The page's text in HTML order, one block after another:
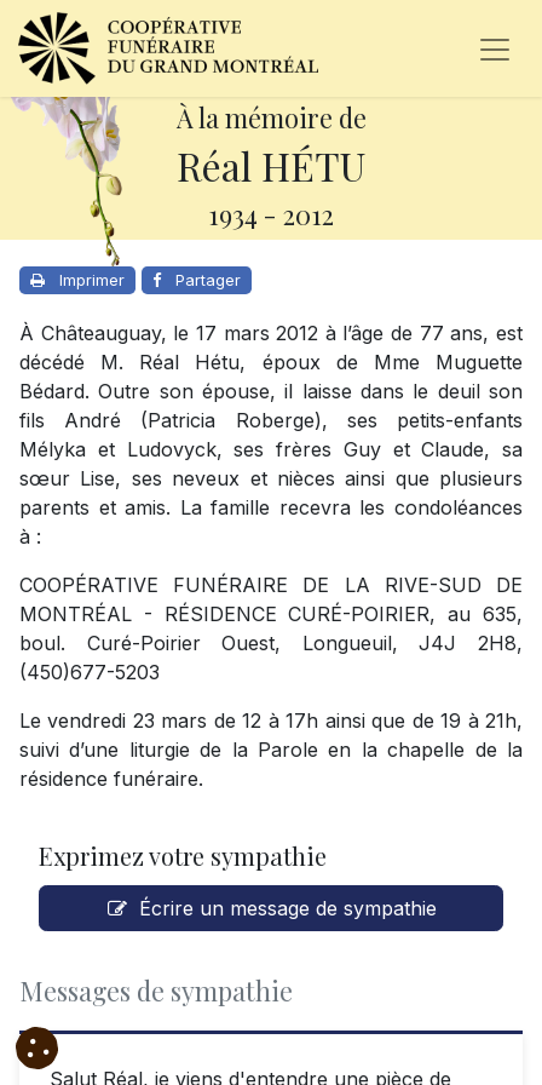
À la mémoire de
Réal HÉTU
1934 - 2012
Imprimer Partager
À Châteauguay, le 17 mars 2012 à l’âge de 77 ans, est
décédé M. Réal Hétu, époux de Mme Muguette
Bédard. Outre son épouse, il laisse dans le deuil son
fils André (Patricia Roberge), ses petits-enfants
Mélyka et Ludovyck, ses frères Guy et Claude, sa
sœur Lise, ses neveux et nièces ainsi que plusieurs
parents et amis. La famille recevra les condoléances
à :
COOPÉRATIVE FUNÉRAIRE DE LA RIVE-SUD DE
MONTRÉAL - RÉSIDENCE CURÉ-POIRIER, au 635,
boul. Curé-Poirier Ouest, Longueuil, J4J 2H8,
(450)677-5203
Le vendredi 23 mars de 12 à 17h ainsi que de 19 à 21h,
suivi d’une liturgie de la Parole en la chapelle de la
résidence funéraire.
Exprimez votre sympathie
Écrire un message de sympathie
Messages de sympathie
Salut Réal, je viens d'entendre une pièce de